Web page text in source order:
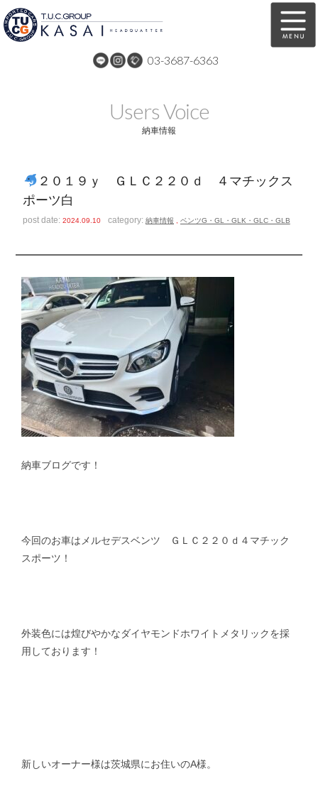
03-3687-6363
全国納車 特別作業
注文販売 自動車保険
スタッフ紹介
お問い合わせ
スタッフblog
ホーム
Users Voice
納車情報
２０１９ｙ ＧＬＣ２２０ｄ ４マチックス
ポーツ白
post date:2024.09.10 category:納車情報 ベンツG・GL・GLK・GLC・GLB
納車ブログです！
今回のお車はメルセデスベンツ ＧＬＣ２２０ｄ４マチック
スポーツ！
外装色には煌びやかなダイヤモンドホワイトメタリックを採
用しております！
新しいオーナー様は茨城県にお住いのA様。